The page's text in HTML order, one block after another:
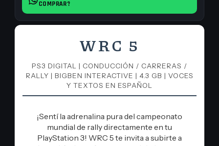
COMPRAR?
WRC 5
PS3 DIGITAL | CONDUCCIÓN / CARRERAS /
RALLY | BIGBEN INTERACTIVE | 4.3 GB | VOCES
Y TEXTOS EN ESPAÑOL
¡Sentí la adrenalina pura del campeonato
mundial de rally directamente en tu
PlayStation 3! WRC 5 te invita a subirte a